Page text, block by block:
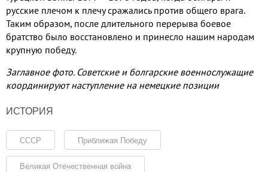
русские плечом к плечу сражались против общего врага.
Таким образом, после длительного перерыва боевое
братство было восстановлено и принесло нашим народам
крупную победу.
Заглавное фото. Советские и болгарские военнослужащие
координируют наступление на немецкие позиции
ИСТОРИЯ
СССР Приближая Победу
Великая Отечественная война